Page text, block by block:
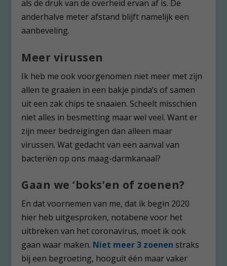
als de druk van de overheid ervan af is. De
anderhalve meter afstand blijft namelijk een
aanbeveling.
Meer virussen
Ik heb me ook voorgenomen niet meer met zijn
allen te graaien in een bakje pinda’s of samen
uit een zak chips te snaaien. Scheelt misschien
niet alles in besmetting maar wel veel. Want er
zijn meer bedreigingen dan alleen maar
virussen. Wat gedacht van een aanval van
bacteriën op ons maag-darmkanaal?
Gaan we ‘boks’en of zoenen?
En dat voornemen van me, dat ik begin 2020
hier heb uitgesproken, notabene voor het
uitbreken van het coronavirus, moet ik ook
gaan waar maken. Niet meer 3 zoenen straks
bij een begroeting, hooguit één maar vaker